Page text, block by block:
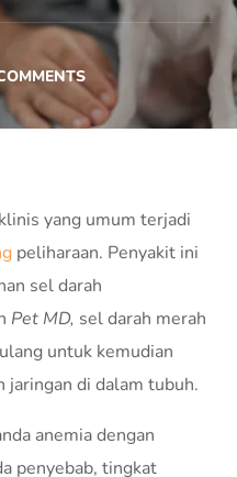
yang umum terjadi
peliharaan. Penyakit ini
sel darah
Pet MD, sel darah merah
untuk kemudian
jaringan di dalam tubuh.
anemia dengan
penyebab, tingkat